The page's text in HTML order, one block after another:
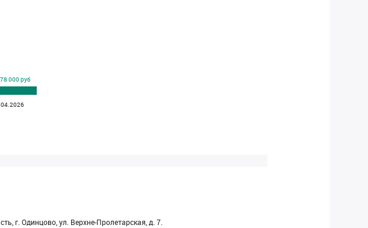
000 руб
г. Одинцово, ул. Верхне-Пролетарская, д. 7.